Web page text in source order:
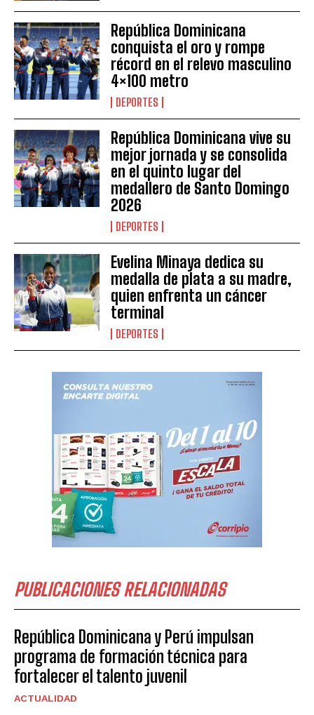
República Dominicana
conquista el oro y rompe
récord en el relevo masculino
4×100 metro
DEPORTES
República Dominicana vive su
mejor jornada y se consolida
en el quinto lugar del
medallero de Santo Domingo
2026
DEPORTES
Evelina Minaya dedica su
medalla de plata a su madre,
quien enfrenta un cáncer
terminal
DEPORTES
PUBLICACIONES RELACIONADAS
República Dominicana y Perú impulsan
programa de formación técnica para
fortalecer el talento juvenil
ACTUALIDAD